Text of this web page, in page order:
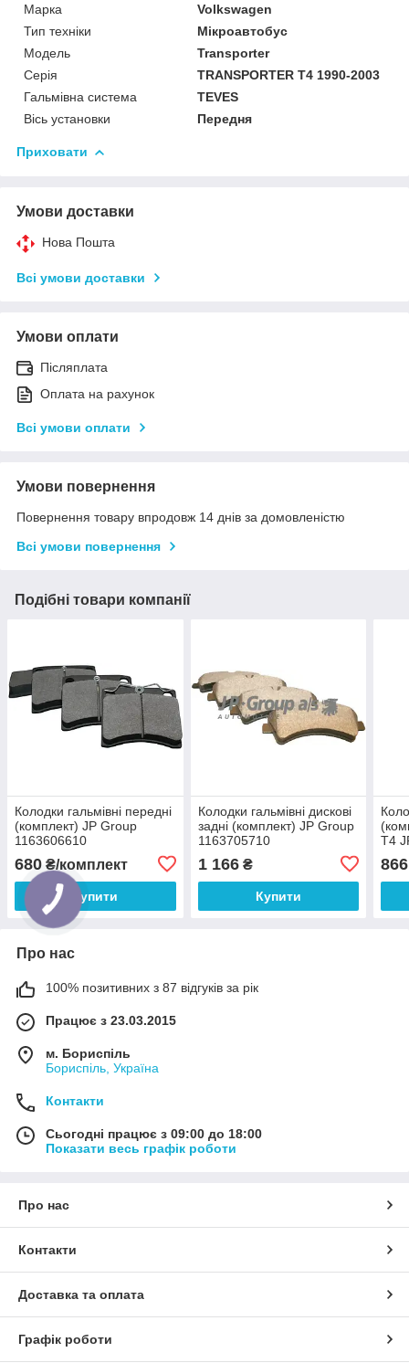
Марка
Volkswagen
Тип техніки
Мікроавтобус
Модель
Transporter
Серія
TRANSPORTER T4 1990-2003
Гальмівна система
TEVES
Вісь установки
Передня
Приховати
Умови доставки
Нова Пошта
Всі умови доставки
Умови оплати
Післяплата
Оплата на рахунок
Всі умови оплати
Умови повернення
Повернення товару впродовж 14 днів за домовленістю
Всі умови повернення
Подібні товари компанії
Колодки гальмівні передні
(комплект) JP Group
1163606610
680 ₴/комплект
Купити
Колодки гальмівні дискові
задні (комплект) JP Group
1163705710
1 166₴
Купити
Т4
866
Про нас
100% позитивних з 87 відгуків за рік
Працює з 23.03.2015
м. Бориспіль
Бориспіль, Україна
Контакти
Сьогодні працює з 09:00 до 18:00
Показати весь графік роботи
Про нас
Контакти
Доставка та оплата
Графік роботи